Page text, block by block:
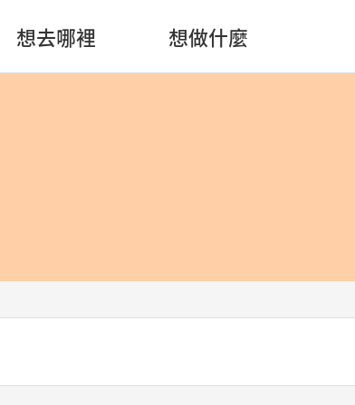
想去哪裡 想做什麼